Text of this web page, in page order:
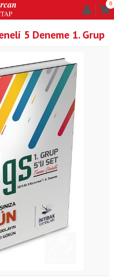
0
5 Deneme 1. Grup